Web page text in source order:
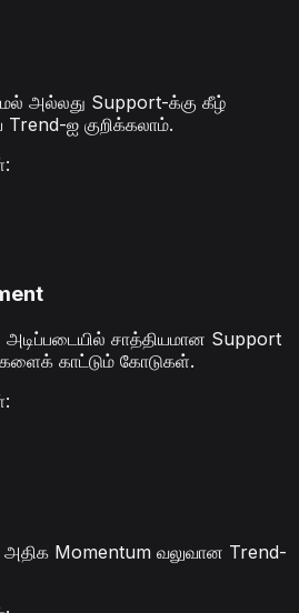
அல்லது Support-க்கு கீழ்
Trend-ஐ குறிக்கலாம்.
:
சாத்தியமான Support
காட்டும் கோடுகள்.
:
Momentum வலுவான Trend-